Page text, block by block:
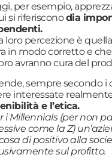
per esempio,
si riferisconodia
loro percezione è
in modo corretto e
avranno cura del
sempre secondo i
interessate
e l’etica.
Millennials (per non
come la Z)
di positivo alla
sul profitto.